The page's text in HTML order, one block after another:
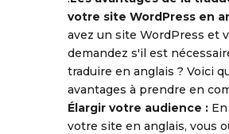
votre site WordPress en
avez un site WordPress et
demandez s'il est
traduire en anglais ? Voici
avantages à prendre en
Élargir votre audience :En
votre site en anglais, vous